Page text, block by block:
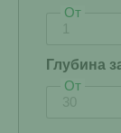
От
Глубина
От